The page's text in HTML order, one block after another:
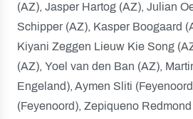
(AZ), Jasper Hartog (AZ), Julian
Schipper (AZ), Kasper Boogaard
Kiyani Zeggen Lieuw Kie Song
(AZ), Yoel van den Ban (AZ),
Engeland), Aymen Sliti
(Feyenoord), Zepiqueno